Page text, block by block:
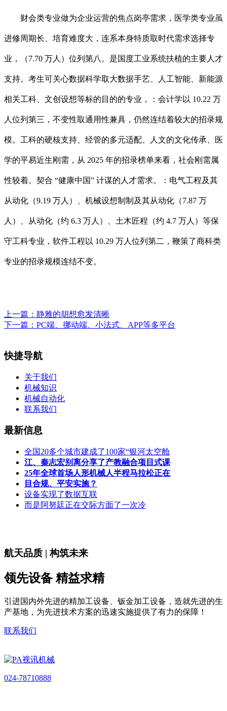
财会类专业做为企业运营的焦点岗亭需求，医学类专业虽
进修周期长、培育难度大，连系本身特质取时代需求选择专
业，（7.70 万人）位列第八。是国度工业系统扶植的主要人才
支持。考生可关心数据科学取大数据手艺、人工智能、新能源
相关工科、文创设想等标的目的的专业，：会计学以 10.22 万
人位列第三，不变性取通用性兼具，仍然连结着较大的招录规
模。工科的硬核支持、经管的多元适配、人文的文化传承、医
学的平易近生刚需，从 2025 年的招录榜单来看，社会刚需属
性较着。契合 “健康中国” 计谋的人才需求。：电气工程及其
从动化（9.19 万人）、机械设想制制及其从动化（7.87 万
人）、从动化（约 6.3 万人）、土木匠程（约 4.7 万人）等保
守工科专业，软件工程以 10.29 万人位列第二，鞭策了商科类
专业的招录规模连结不变。
上一篇： 静雅的胡想愈发清晰
下一篇： PC端、挪动端、小法式、APP等多平台
快捷导航
关于我们
机械知识
机械自动化
联系我们
最新信息
全国20多个城市建成了100家“银河太空舱
江、秦志宏别离分享了产教融合项目式课
25年全球首场人形机械人半程马拉松正在
目合规、平安实施？
设备实现了数据互联
而是阿努廷正在交际方面了一次冷
航天品质 | 构筑未来
领先设备 精益求精
引进国内外先进的精加工设备、钣金加工设备，造就先进的生
产基地，为先进技术方案的迅速实施提供了有力的保障！
联系我们
024-78710888